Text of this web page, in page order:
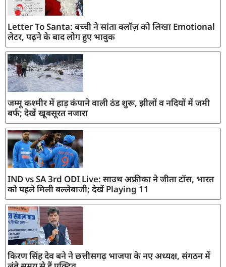
Letter To Santa: बच्ची ने सांता क्लॉज़ को लिखा Emotional
लेटर, पढ़ने के बाद लोग हुए भावुक
जम्मू कश्मीर में हाड़ कंपाने वाली ठंड शुरू, झीलों व नदियों में जमी
बर्फ; देखें खूबसूरत नजारा
IND vs SA 3rd ODI Live: साउथ अफ्रीका ने जीता टॉस, भारत
को पहले मिली बल्लेबाजी; देखें Playing 11
किरण सिंह देव बने ने छत्तीसगढ़ भाजपा के नए अध्यक्ष, संगठन में